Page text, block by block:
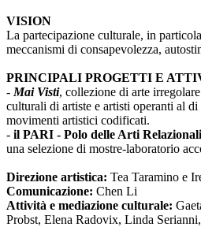
VISION
La partecipazione culturale, in
meccanismi di consapevolezza,
PRINCIPALI PROGETTI E
- Mai Visti, collezione di arte
culturali di artiste e artisti operanti al
movimenti artistici codificati.
- il PARI - Polo delle Arti
una selezione di mostre-laboratorio
Direzione artistica: Tea Taramino e
Comunicazione: Chen Li
Attività e mediazione culturale:
Probst, Elena Radovix, Linda